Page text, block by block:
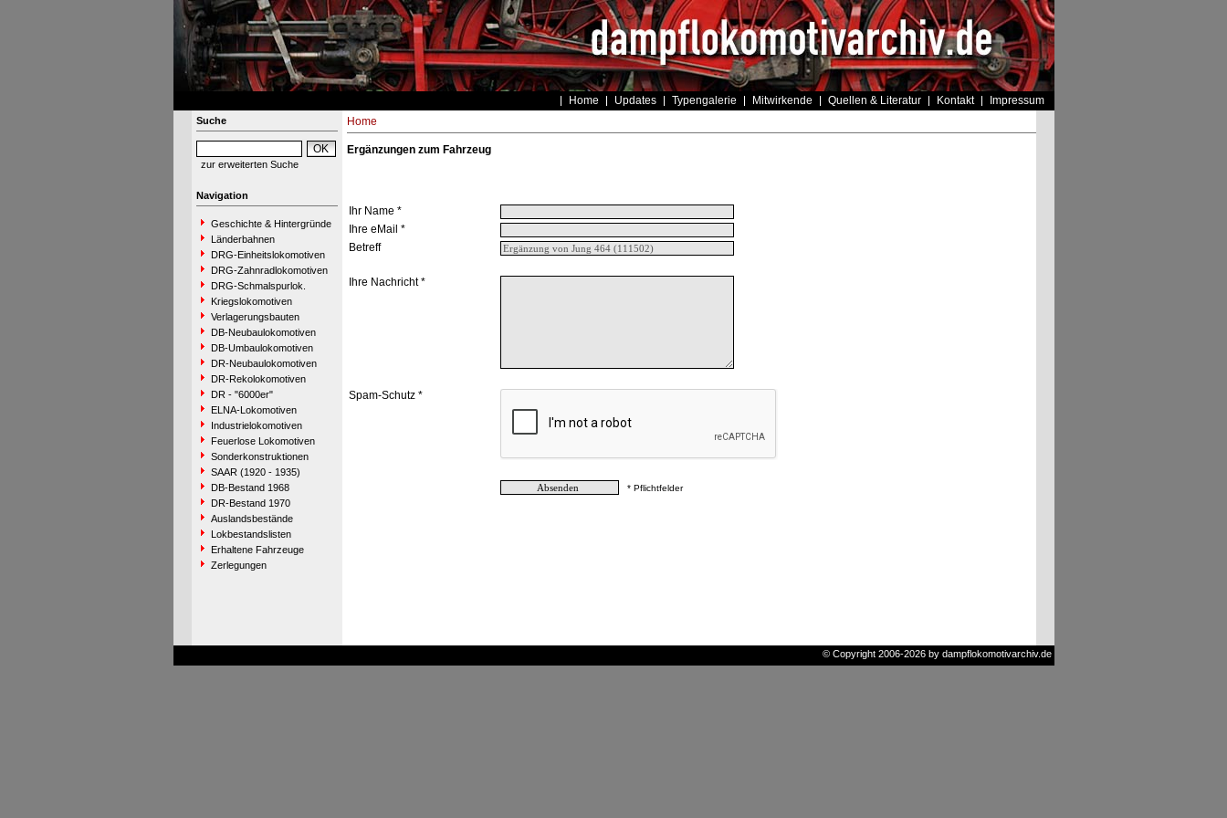
Home Updates Typengalerie Mitwirkende Quellen & Literatur Kontakt Impressum
Suche
zur erweiterten Suche
Navigation
Geschichte & Hintergründe
Länderbahnen
DRG-Einheitslokomotiven
DRG-Zahnradlokomotiven
DRG-Schmalspurlok.
Kriegslokomotiven
Verlagerungsbauten
DB-Neubaulokomotiven
DB-Umbaulokomotiven
DR-Neubaulokomotiven
DR-Rekolokomotiven
DR - "6000er"
ELNA-Lokomotiven
Industrielokomotiven
Feuerlose Lokomotiven
Sonderkonstruktionen
SAAR (1920 - 1935)
DB-Bestand 1968
DR-Bestand 1970
Auslandsbestände
Lokbestandslisten
Erhaltene Fahrzeuge
Zerlegungen
Home
Ergänzungen zum Fahrzeug
Ihr Name *
Ihre eMail *
Betreff
Ihre Nachricht *
Spam-Schutz *
* Pflichtfelder
© Copyright 2006-2026 by dampflokomotivarchiv.de